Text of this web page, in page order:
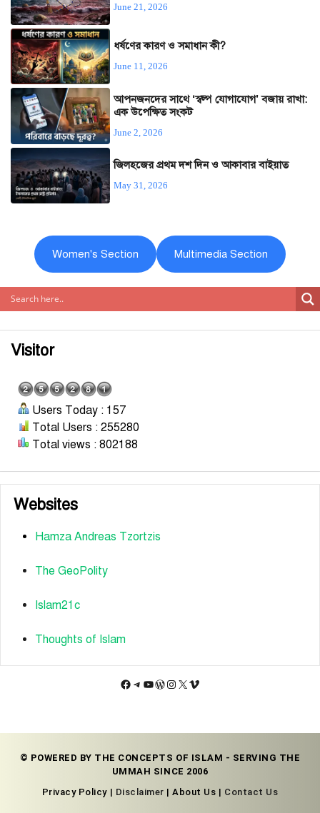
June 21, 2026
ধর্ষণের কারণ ও সমাধান কী?
June 11, 2026
আপনজনদের সাথে ‘স্বল্প যোগাযোগ’ বজায় রাখা:
এক উপেক্ষিত সংকট
June 2, 2026
জিলহজের প্রথম দশ দিন ও আকাবার বাইয়াত
May 31, 2026
Women's Section Multimedia Section
Visitor
Users Today : 157
Total Users : 255280
Total views : 802188
Websites
Hamza Andreas Tzortzis
The GeoPolity
Islam21c
Thoughts of Islam
Facebook
Telegram
YouTube
WordPress
Instagram
X Vimeo
© POWERED BY THE CONCEPTS OF ISLAM - SERVING THE
UMMAH SINCE 2006
Privacy Policy | Disclaimer | About Us | Contact Us